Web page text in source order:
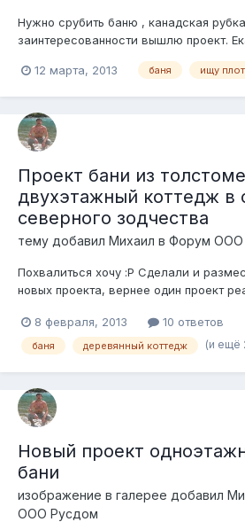
Нужно срубить баню , канадская
заинтересованности вышлю проект.
комментария: zamekt
12 марта, 2013 баня ищу
Проект бани из
двухэтажный коттедж в
северного зодчества
тему добавил Михаил в Форум ООО
Похвалиться хочу :P Сделали и
новых проекта, вернее один проект
реализован в 2006 году А сейчас
проект и перенесли в архикад 2008
8 февраля, 2013 10 ответов
баня деревянный коттедж (и ещё
Новый проект
бани
изображение в галерее добавил
ООО Русдом